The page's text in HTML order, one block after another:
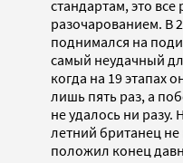
стандартам, это
разочарованием. В
поднимался на
самый неудачный
когда на 19 этапах
лишь пять раз, а
не удалось ни разу.
летний британец не
положил конец